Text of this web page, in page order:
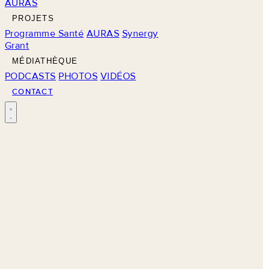
AURAS
PROJETS
Programme Santé AURAS Synergy
Grant
MÉDIATHÈQUE
PODCASTS PHOTOS VIDÉOS
CONTACT